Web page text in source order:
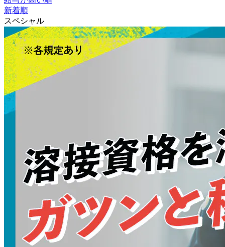
新着順
スペシャル